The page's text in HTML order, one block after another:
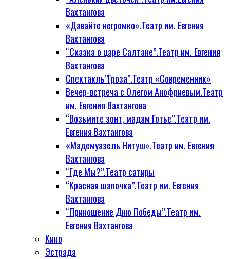
Вахтангова
«Давайте негромко».Театр им. Евгения
Вахтангова
“Сказка о царе Салтане”.Театр им. Евгения
Вахтангова
Спектакль”Гроза”.Театр «Современник»
Вечер-встреча с Олегом Анофриевым.Театр
им. Евгения Вахтангова
“Возьмите зонт, мадам Готье”.Театр им.
Евгения Вахтангова
«Мадемуазель Нитуш».Театр им. Евгения
Вахтангова
“Где Мы?”.Театр сатиры
“Красная шапочка”.Театр им. Евгения
Вахтангова
“Приношение Дню Победы”.Театр им.
Евгения Вахтангова
Кино
Эстрада